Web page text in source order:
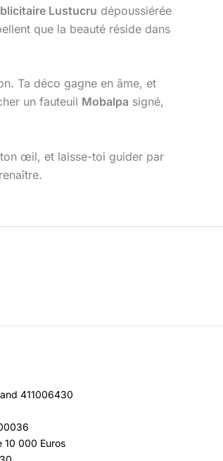
Lustucru dépoussiérée
que la beauté réside dans
Ta déco gagne en âme, et
un fauteuil Mobalpa signé,
œil, et laisse-toi guider par
411006430
10 000 Euros